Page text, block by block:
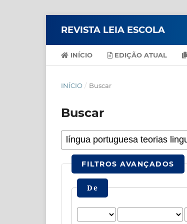
REVISTA LEIA ESCOLA
INÍCIO EDIÇÃO ATUAL
INÍCIO / Buscar
Buscar
FILTROS AVANÇADOS
De